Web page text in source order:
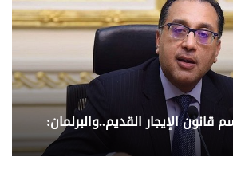
الإيجار القديم..والبرلمان:
..
من